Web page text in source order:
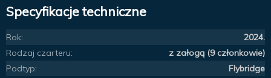
Specyfikacje techniczne
Rok:
2024.
Rodzaj czarteru:
z załogą (9 członkowie)
Podtyp:
Flybridge